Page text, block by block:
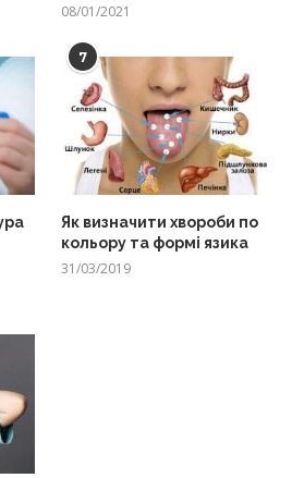
08/01/2021
7
Як визначити хвороби по
кольору та формі язика
31/03/2019